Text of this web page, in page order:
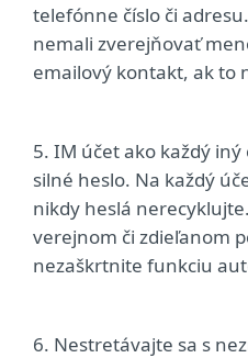
telefónne číslo či
nemali zverejňovať
emailový kontakt, ak to
5. IM účet ako každý
silné heslo. Na každý
nikdy heslá
verejnom či zdieľanom
nezaškrtnite funkciu
6. Nestretávajte sa s